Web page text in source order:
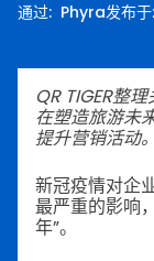
通过: Phyra发布于:
QR TIGER整
在塑造旅游未
提升营销活动。
新冠疫情对企
最严重的影响
年”。